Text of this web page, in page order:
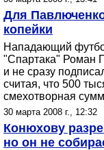
Для
копейки
Нападающий
"Спартака" Роман
и не сразу
считая, что 500
смехотворная
30 марта 2008 г., 12:32
Конюхову
но он не